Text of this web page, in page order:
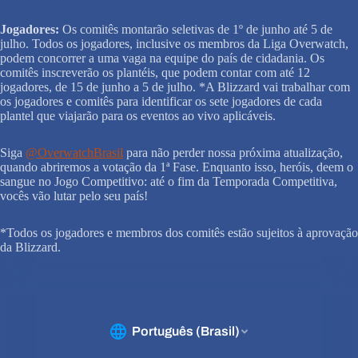
Jogadores: Os comitês montarão seletivas de 1º de junho até 5 de
julho. Todos os jogadores, inclusive os membros da Liga Overwatch,
podem concorrer a uma vaga na equipe do país de cidadania. Os
comitês inscreverão os plantéis, que podem contar com até 12
jogadores, de 15 de junho a 5 de julho. *A Blizzard vai trabalhar com
os jogadores e comitês para identificar os sete jogadores de cada
plantel que viajarão para os eventos ao vivo aplicáveis.
Siga @OverwatchBrasil para não perder nossa próxima atualização,
quando abriremos a votação da 1ª Fase. Enquanto isso, heróis, deem o
sangue no Jogo Competitivo: até o fim da Temporada Competitiva,
vocês vão lutar pelo seu país!
*Todos os jogadores e membros dos comitês estão sujeitos à aprovação
da Blizzard.